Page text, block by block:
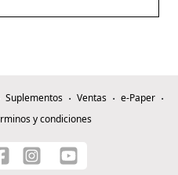
Suplementos Ventas
e-Paper
y condiciones